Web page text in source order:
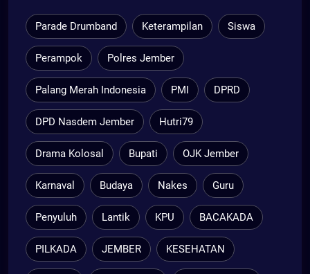
Parade Drumband Keterampilan Siswa
Perampok Polres Jember
Palang Merah Indonesia PMI DPRD
DPD Nasdem Jember Hutri79
Drama Kolosal Bupati OJK Jember
Karnaval Budaya Nakes Guru
Penyuluh Lantik KPU BACAKADA
PILKADA JEMBER KESEHATAN